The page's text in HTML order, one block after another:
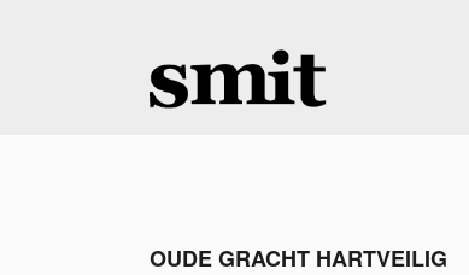
OUDE GRACHT HARTVEILIG